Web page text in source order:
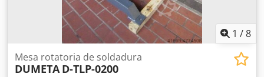
1 /8
Mesa rotatoria de soldadura
DUMETA D-TLP-0200